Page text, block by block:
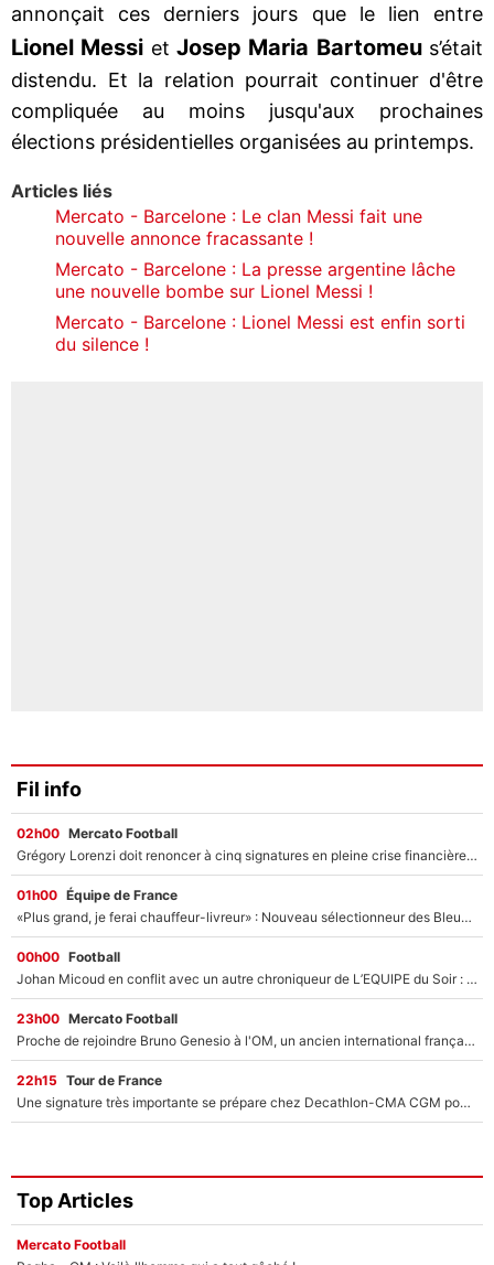
annonçait ces derniers jours que le lien entre
Lionel Messi etJosep Maria Bartomeus’était
distendu. Et la relation pourrait continuer d'être
compliquée au moins jusqu'aux prochaines
élections présidentielles organisées au printemps.
Articles liés
Mercato - Barcelone : Le clan Messi fait une
nouvelle annonce fracassante !
Mercato - Barcelone : La presse argentine lâche
une nouvelle bombe sur Lionel Messi !
Mercato - Barcelone : Lionel Messi est enfin sorti
du silence !
Fil info
02h00 Mercato Football
Grégory Lorenzi doit renoncer à cinq signatures en pleine crise financière : L’IA propose sept noms à l’OM pour un mercato réussi... à seulement 5M€ !
01h00 Équipe de France
«Plus grand, je ferai chauffeur-livreur» : Nouveau sélectionneur des Bleus, Zinédine Zidane s’était imaginé un avenir très différent lorsqu'il était enfant
00h00 Football
Johan Micoud en conflit avec un autre chroniqueur de L’EQUIPE du Soir : «Pendant un moment, je ne les ai pas remis ensemble dans l'émission»
23h00 Mercato Football
Proche de rejoindre Bruno Genesio à l'OM, un ancien international français va finalement débarquer... sur RMC !
22h15 Tour de France
Une signature très importante se prépare chez Decathlon-CMA CGM pour aider Paul Seixas à gagner le Tour de France 2027
Top Articles
Mercato Football